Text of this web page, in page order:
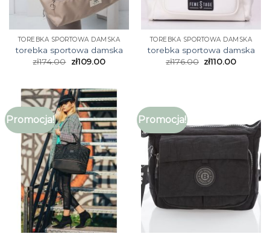
TOREBKA SPORTOWA DAMSKA
torebka sportowa damska
zł174.00 zł109.00
TOREBKA SPORTOWA DAMSKA
torebka sportowa damska
zł176.00 zł110.00
Promocja! Promocja!